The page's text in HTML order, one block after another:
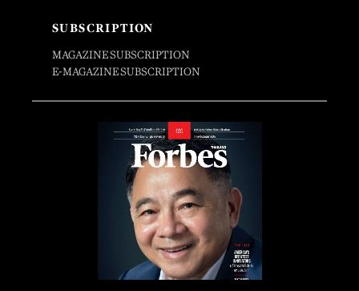
SUBSCRIPTION
MAGAZINE SUBSCRIPTION
E-MAGAZINE SUBSCRIPTION